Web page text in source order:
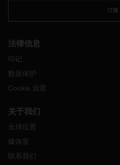
引起的一些问题，如检疫法规和
响。总体而言，中国的生产水平
需求疲软。
俄罗斯
DACHSER
兰的航运服务暂停，导致大量货
码头的积压正在加剧，许多港口
进一步扩大。运费预计将保持在
此外，飞涨的燃油价格迫使运输
订阅
法律信息
印记
数据保护
Cookie 设置
关于我们
全球位置
媒体室
联系我们